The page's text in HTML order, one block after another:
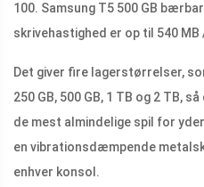
100. Samsung T5 500 GB
skrivehastighed er op til 540 MB
Det giver fire lagerstørrelser,
250 GB, 500 GB, 1 TB og 2 TB,
de mest almindelige spil for
en vibrationsdæmpende
enhver konsol.